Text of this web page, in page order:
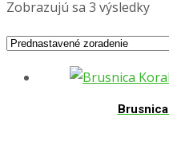
Zobrazujú sa 3 výsledky
Brusnica